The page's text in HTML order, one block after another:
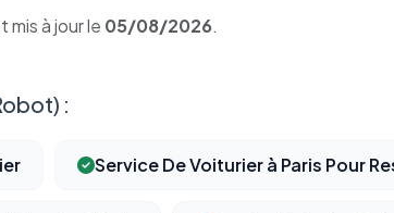
mis à jour le 05/08/2026.
:
Service De Voiturier à Paris Pour